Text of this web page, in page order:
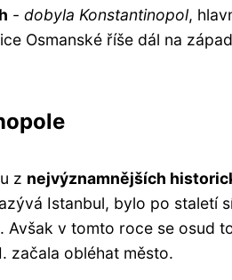
- dobyla Konstantinopol,
Osmanské říše dál na
z nejvýznamnějších
Istanbul, bylo po staletí
Avšak v tomto roce se osud
začala obléhat město.